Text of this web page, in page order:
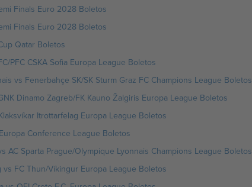
Finals Euro 2028 Boletos
Finals Euro 2028 Boletos
Qatar Boletos
PFC CSKA Sofia Europa League Boletos
vs Fenerbahçe SK/SK Sturm Graz FC Champions League Boletos
Dinamo Zagreb/FK Kauno Žalgiris Europa League Boletos
Itrottarfelag Europa League Boletos
Conference League Boletos
AC Sparta Prague/Olympique Lyonnais Champions League Boletos
FC Thun/Víkingur Europa League Boletos